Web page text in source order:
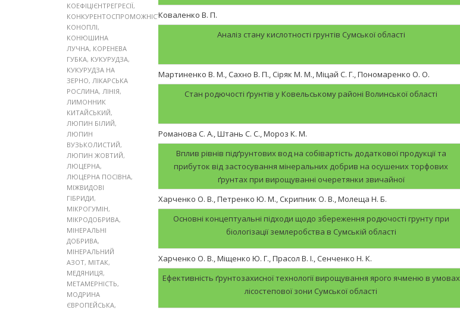
КОЕФІЦІЄНТРЕГРЕСІЇ,
КОНКУРЕНТОСПРОМОЖНІСТЬ,
КОНОПЛІ,
КОНЮШИНА
ЛУЧНА, КОРЕНЕВА
ГУБКА, КУКУРУДЗА,
КУКУРУДЗА НА
ЗЕРНО, ЛІКАРСЬКА
РОСЛИНА, ЛІНІЯ,
ЛИМОННИК
КИТАЙСЬКИЙ,
ЛЮПИН БІЛИЙ,
ЛЮПИН
ВУЗЬКОЛИСТИЙ,
ЛЮПИН ЖОВТИЙ,
ЛЮЦЕРНА,
ЛЮЦЕРНА ПОСІВНА,
МІЖВИДОВІ
ГІБРИДИ,
МІКРОГУМІН,
МІКРОДОБРИВА,
МІНЕРАЛЬНІ
ДОБРИВА,
МІНЕРАЛЬНИЙ
АЗОТ, МІТАК,
МЕДЯНИЦЯ,
МЕТАМЕРНІСТЬ,
МОДРИНА
ЄВРОПЕЙСЬКА,
Коваленко В. П.
Аналіз стану кислотності грунтів Сумської області
Мартиненко В. М., Сахно В. П., Сіряк М. М., Міцай С. Г., Пономаренко О. О.
Стан родючості ґрунтів у Ковельському районі Волинської області
Романова С. А., Штань С. С., Мороз К. М.
Вплив рівнів підґрунтових вод на собівартість додаткової продукції та
прибуток від застосування мінеральних добрив на осушених торфових
ґрунтах при вирощуванні очеретянки звичайної
Харченко О. В., Петренко Ю. М., Скрипник О. В., Молеща Н. Б.
Основні концептуальні підходи щодо збереження родючості грунту при
біологізації землеробства в Сумській області
Харченко О. В., Міщенко Ю. Г., Прасол В. І., Сенченко Н. К.
Ефективність ґрунтозахисної технології вирощування ярого ячменю в умовах
лісостепової зони Сумської області